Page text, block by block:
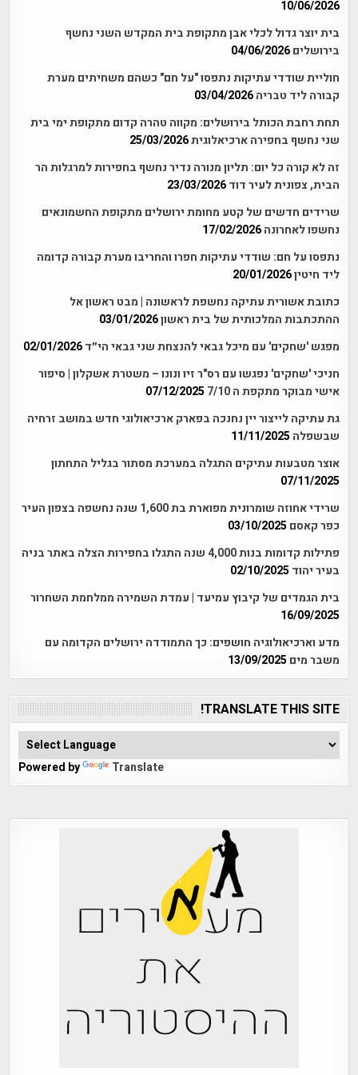
10/06/2026
בית יוצר גדול לכלי אבן מתקופת בית המקדש השני נחשף
בירושלים 04/06/2026
חוליית שודדי עתיקות נתפסו "על חם" כשהם משחיתים מערת
קבורה ליד טבריה 03/04/2026
תחת רחבת הכותל בירושלים: מקווה טהרה קדום מתקופת ימי בית
שני נחשף בחפירה ארכיאלוגית25/03/2026
זה לא קורה כל יום: תליון מנורה נדיר נחשף בחפירות למרגלות הר
הבית, צפונית לעיר דוד 23/03/2026
שרידים חדשים של קטע מחומת ירושלים מתקופת החשמונאים
נחשפו לאחרונה 17/02/2026
נתפסו על חם: שודדי עתיקות חפרו והחריבו מערת קבורה קדומה
ליד חיטין20/01/2026
כתובת אשורית עתיקה נחשפת לראשונה | מבט ראשון אל
ההתכתבות המלכותית של בית ראשון03/01/2026
מפגש 'שחקים' עם מיכל גבאי להנצחת שני גבאי הי״ד 02/01/2026
חניכי 'שחקים' נפגשו עם רס"ר זיו ונונו – משטרת אשקלון | סיפור
אישי מבוקר מתקפת ה 7/10
07/12/2025
גת עתיקה לייצור יין נחנכה בפארק ארכיאולוגי חדש במושב זרחיה
שבשפלה 11/11/2025
אוצר מטבעות עתיקים התגלה במערכת מסתור בגליל התחתון
07/11/2025
שרידי אחוזה שומרונית מפוארת בת 1,600 שנה נחשפה בצפון העיר
כפר קאסם 03/10/2025
פתילות קדומות בנות 4,000 שנה התגלו בחפירות הצלה באתר בניה
בעיר יהוד 02/10/2025
בית הגמדים של קיבוץ עמיעד | עמדת השמירה ממלחמת השחרור
16/09/2025
מדע וארכיאולוגיה חושפים: כך התמודדה ירושלים הקדומה עם
משבר מים 13/09/2025
TRANSLATE THIS SITE!
Powered by Translate